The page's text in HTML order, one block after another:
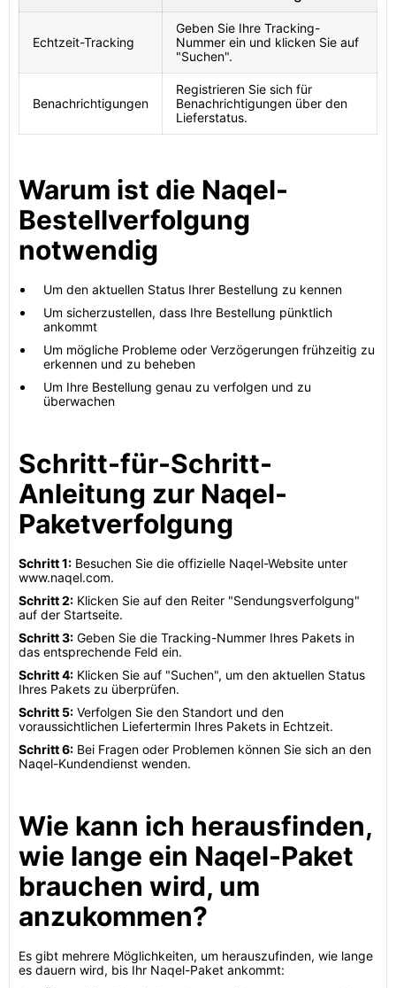
Echtzeit-Tracking
Geben Sie Ihre Tracking-
Nummer ein und klicken Sie auf
"Suchen".
Benachrichtigungen
Registrieren Sie sich für
Benachrichtigungen über den
Lieferstatus.
Warum ist die Naqel-
Bestellverfolgung
notwendig
Um den aktuellen Status Ihrer Bestellung zu kennen
Um sicherzustellen, dass Ihre Bestellung pünktlich
ankommt
Um mögliche Probleme oder Verzögerungen frühzeitig zu
erkennen und zu beheben
Um Ihre Bestellung genau zu verfolgen und zu
überwachen
Schritt-für-Schritt-
Anleitung zur Naqel-
Paketverfolgung
Schritt 1: Besuchen Sie die offizielle Naqel-Website unter
www.naqel.com.
Schritt 2: Klicken Sie auf den Reiter "Sendungsverfolgung"
auf der Startseite.
Schritt 3: Geben Sie die Tracking-Nummer Ihres Pakets in
das entsprechende Feld ein.
Schritt 4: Klicken Sie auf "Suchen", um den aktuellen Status
Ihres Pakets zu überprüfen.
Schritt 5: Verfolgen Sie den Standort und den
voraussichtlichen Liefertermin Ihres Pakets in Echtzeit.
Schritt 6: Bei Fragen oder Problemen können Sie sich an den
Naqel-Kundendienst wenden.
Wie kann ich herausfinden,
wie lange ein Naqel-Paket
brauchen wird, um
anzukommen?
Es gibt mehrere Möglichkeiten, um herauszufinden, wie lange
es dauern wird, bis Ihr Naqel-Paket ankommt: